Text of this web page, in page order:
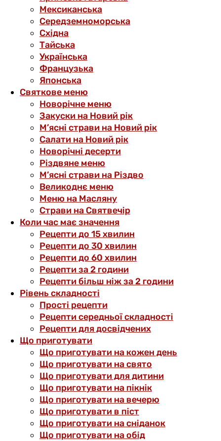
Мексиканська
Середземноморська
Східна
Тайська
Українська
Французька
Японська
Святкове меню
Новорічне меню
Закуски на Новий рік
М’ясні страви на Новий рік
Салати на Новий рік
Новорічні десерти
Різдвяне меню
М’ясні страви на Різдво
Великоднє меню
Меню на Масляну
Страви на Святвечір
Коли час має значення
Рецепти до 15 хвилин
Рецепти до 30 хвилин
Рецепти до 60 хвилин
Рецепти за 2 години
Рецепти більш ніж за 2 години
Рівень складності
Прості рецепти
Рецепти середньої складності
Рецепти для досвідчених
Що приготувати
Що приготувати на кожен день
Що приготувати на свято
Що приготувати для дитини
Що приготувати на пікнік
Що приготувати на вечерю
Що приготувати в піст
Що приготувати на сніданок
Що приготувати на обід